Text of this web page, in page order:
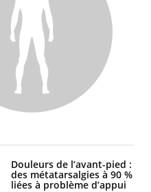
Douleurs de l’avant-pied :
des métatarsalgies à 90 %
liées à problème d’appui